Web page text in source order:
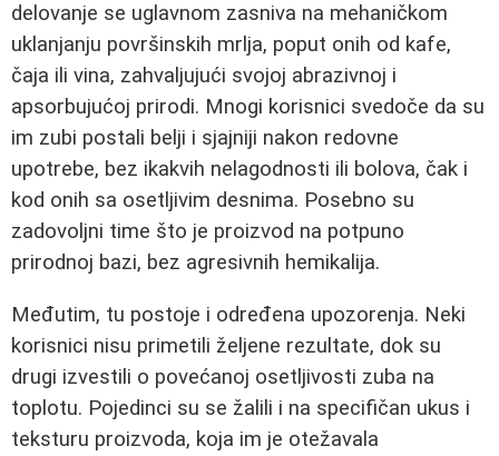
delovanje se uglavnom zasniva na mehaničkom
uklanjanju površinskih mrlja, poput onih od kafe,
čaja ili vina, zahvaljujući svojoj abrazivnoj i
apsorbujućoj prirodi. Mnogi korisnici svedoče da su
im zubi postali belji i sjajniji nakon redovne
upotrebe, bez ikakvih nelagodnosti ili bolova, čak i
kod onih sa osetljivim desnima. Posebno su
zadovoljni time što je proizvod na potpuno
prirodnoj bazi, bez agresivnih hemikalija.
Međutim, tu postoje i određena upozorenja. Neki
korisnici nisu primetili željene rezultate, dok su
drugi izvestili o povećanoj osetljivosti zuba na
toplotu. Pojedinci su se žalili i na specifičan ukus i
teksturu proizvoda, koja im je otežavala